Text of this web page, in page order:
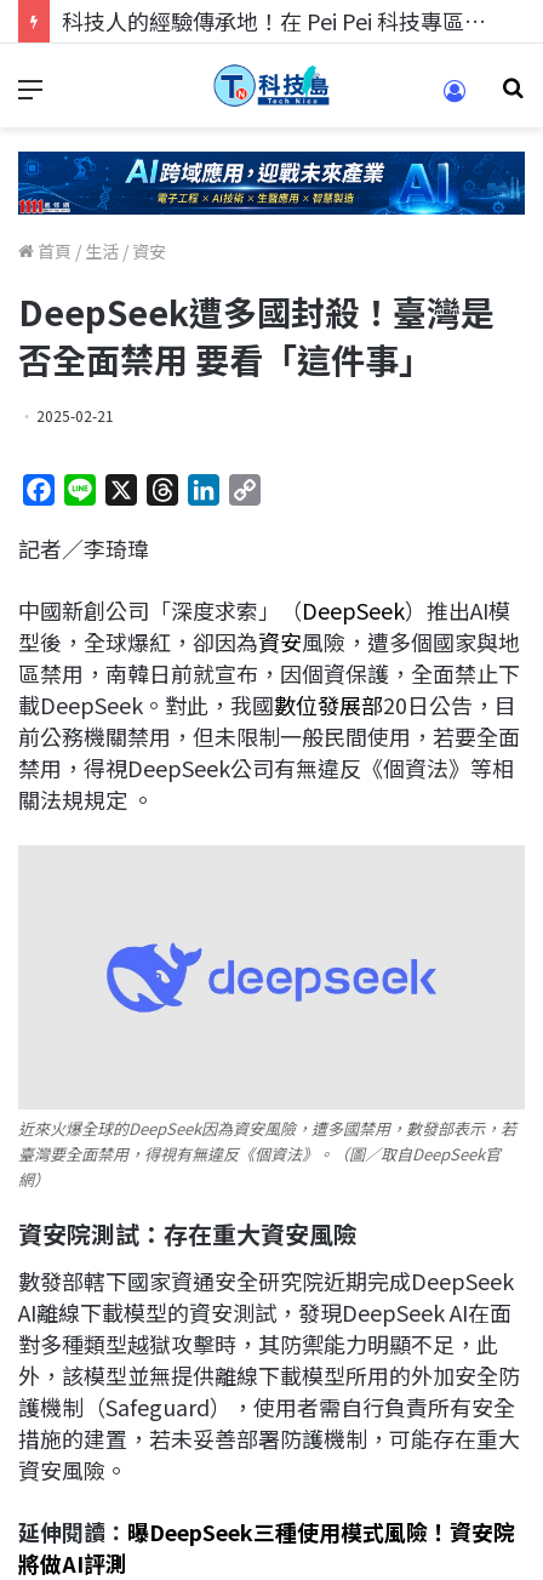
科技人的經驗傳承地！在 Pei Pei 科技專區，與學弟妹交流最硬核的技術
首頁 / 生活 / 資安
DeepSeek遭多國封殺！臺灣是
否全面禁用 要看「這件事」
2025-02-21
c
b
o
o
k
n
a
d
s
e
d
I
n
L
i
n
k
記者／李琦瑋
中國新創公司「深度求索」（DeepSeek）推出AI模
型後，全球爆紅，卻因為資安風險，遭多個國家與地
區禁用，南韓日前就宣布，因個資保護，全面禁止下
載DeepSeek。對此，我國數位發展部20日公告，目
前公務機關禁用，但未限制一般民間使用，若要全面
禁用，得視DeepSeek公司有無違反《個資法》等相
關法規規定 。
近來火爆全球的DeepSeek因為資安風險，遭多國禁用，數發部表示，若
臺灣要全面禁用，得視有無違反《個資法》。（圖／取自DeepSeek官
網）
資安院測試：存在重大資安風險
數發部轄下國家資通安全研究院近期完成DeepSeek
AI離線下載模型的資安測試，發現DeepSeek AI在面
對多種類型越獄攻擊時，其防禦能力明顯不足，此
外，該模型並無提供離線下載模型所用的外加安全防
護機制（Safeguard），使用者需自行負責所有安全
措施的建置，若未妥善部署防護機制，可能存在重大
資安風險。
延伸閱讀： 曝DeepSeek三種使用模式風險！資安院
將做AI評測